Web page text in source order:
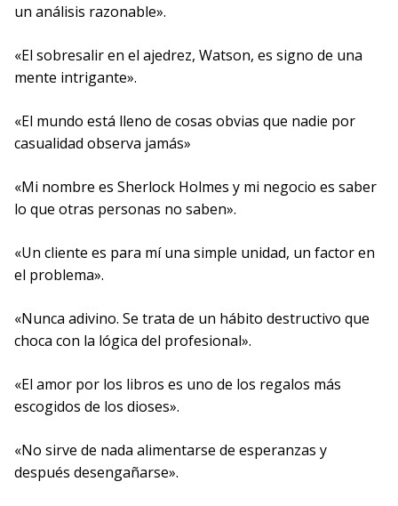
un análisis razonable».
«El sobresalir en el ajedrez, Watson, es signo de una
mente intrigante».
«El mundo está lleno de cosas obvias que nadie por
casualidad observa jamás»
«Mi nombre es Sherlock Holmes y mi negocio es saber
lo que otras personas no saben».
«Un cliente es para mí una simple unidad, un factor en
el problema».
«Nunca adivino. Se trata de un hábito destructivo que
choca con la lógica del profesional».
«El amor por los libros es uno de los regalos más
escogidos de los dioses».
«No sirve de nada alimentarse de esperanzas y
después desengañarse».